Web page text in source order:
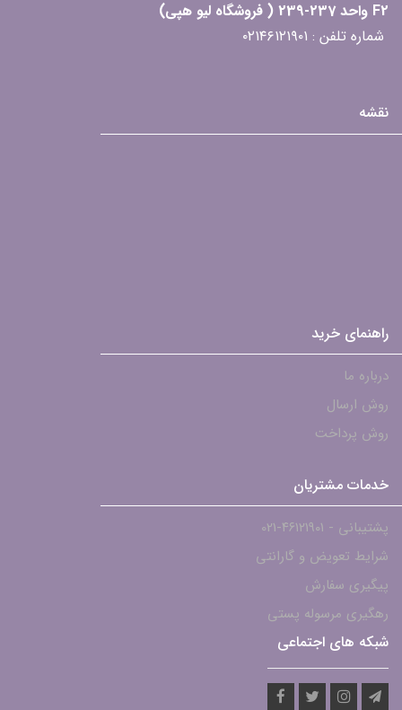
F2 واحد 237-239 ( فروشگاه لیو هپی)
شماره تلفن : ۰۲۱۴۶۱۲۱۹۰۱
نقشه
راهنمای خرید
درباره ما
روش ارسال
روش پرداخت
خدمات مشتریان
پشتیبانی - ۴۶۱۲۱۹۰۱-021
شرایط تعویض و گارانتی
پیگیری سفارش
رهگیری مرسوله پستی
شبکه های اجتماعی